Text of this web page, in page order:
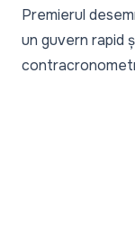
Premierul
un guvern rapid